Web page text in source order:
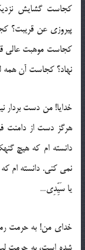
کجاست گشایش
پیروزی عن قریبت؟
کجاست موهبت عالی
نهاد؟ کجاست آن همه
خدایا! من دست بردار
هرگز دست از دامنت
دانسته ام که هیچ
نمی کنی. دانسته ام
یا سَیِّدِی…
خدای من! به حرمت